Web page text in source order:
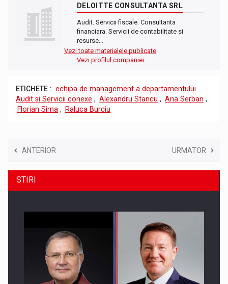
DELOITTE CONSULTANTA SRL
Audit. Servicii fiscale. Consultanta
financiara. Servicii de contabilitate si
resurse…
Vezi toate materialele publicate
Vezi profilul companiei
ETICHETE : echipa de management a departamentului
Audit si Servicii conexe , Alexandru Stancu , Ana Serban ,
Florian Sima , Raluca Burciu
ANTERIOR URMATOR
STIRI